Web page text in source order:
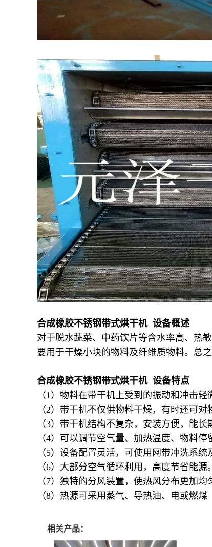
合成橡胶不锈钢带式烘干机 设备概述
对于脱水蔬菜、中药饮片等含水率高、热
要用于干燥小块的物料及纤维质物料。总
合成橡胶不锈钢带式烘干机 设备特点
（1）物料在带干机上受到的振动和冲击
（2）带干机不仅供物料干燥，有时还可
（3）带干机结构不复杂，安装方便，能
（4）可以调节空气量、加热温度、物料
（5）设备配置灵活，可使用网带冲洗系统
（6）大部分空气循环利用，高度节省能源。
（7）独特的分风装置，使热风分布更加均
（8）热源可采用蒸气、导热油、电或燃
相关产品：